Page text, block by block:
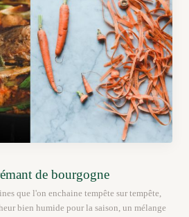
de bourgogne
que l'on enchaine tempête sur tempête,
bien humide pour la saison, un mélange